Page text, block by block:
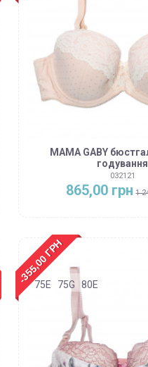
MAMA GABY
годування
032121
865,00 грн 1
-355,00 ГРН
75E 75G 80E